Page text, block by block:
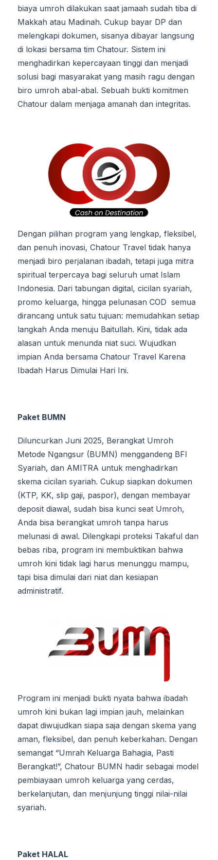
biaya umroh dilakukan saat jamaah sudah tiba di
Makkah atau Madinah. Cukup bayar DP dan
melengkapi dokumen, sisanya dibayar langsung
di lokasi bersama tim Chatour. Sistem ini
menghadirkan kepercayaan tinggi dan menjadi
solusi bagi masyarakat yang masih ragu dengan
biro umroh abal-abal. Sebuah bukti komitmen
Chatour dalam menjaga amanah dan integritas.
Dengan pilihan program yang lengkap, fleksibel,
dan penuh inovasi, Chatour Travel tidak hanya
menjadi biro perjalanan ibadah, tetapi juga mitra
spiritual terpercaya bagi seluruh umat Islam
Indonesia. Dari tabungan digital, cicilan syariah,
promo keluarga, hingga pelunasan COD semua
dirancang untuk satu tujuan: memudahkan setiap
langkah Anda menuju Baitullah. Kini, tidak ada
alasan untuk menunda niat suci. Wujudkan
impian Anda bersama Chatour Travel Karena
Ibadah Harus Dimulai Hari Ini.
Paket BUMN
Diluncurkan Juni 2025, Berangkat Umroh
Metode Ngangsur (BUMN) menggandeng BFI
Syariah, dan AMITRA untuk menghadirkan
skema cicilan syariah. Cukup siapkan dokumen
(KTP, KK, slip gaji, paspor), dengan membayar
deposit diawal, sudah bisa kunci seat Umroh,
Anda bisa berangkat umroh tanpa harus
melunasi di awal. Dilengkapi proteksi Takaful dan
bebas riba, program ini membuktikan bahwa
umroh kini tidak lagi harus menunggu mampu,
tapi bisa dimulai dari niat dan kesiapan
administratif.
Program ini menjadi bukti nyata bahwa ibadah
umroh kini bukan lagi impian jauh, melainkan
dapat diwujudkan siapa saja dengan skema yang
aman, fleksibel, dan penuh keberkahan. Dengan
semangat “Umrah Keluarga Bahagia, Pasti
Berangkat!”, Chatour BUMN hadir sebagai model
pembiayaan umroh keluarga yang cerdas,
berkelanjutan, dan menjunjung tinggi nilai-nilai
syariah.
Paket HALAL